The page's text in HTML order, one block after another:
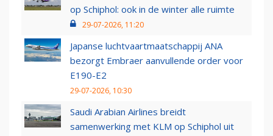
op Schiphol: ook in de winter alle ruimte
29-07-2026, 11:20
Japanse luchtvaartmaatschappij ANA
bezorgt Embraer aanvullende order voor
E190-E2
29-07-2026, 10:30
Saudi Arabian Airlines breidt
samenwerking met KLM op Schiphol uit